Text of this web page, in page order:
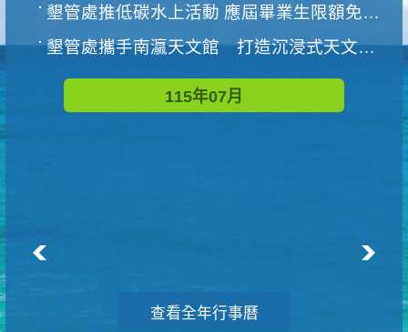
墾管處推低碳水上活動 應屆畢業生限額免費參加
墾管處攜手南瀛天文館 打造沉浸式天文探索營隊
115年07月
查看全年行事曆